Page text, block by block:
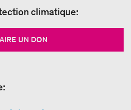
climatique:
UN DON